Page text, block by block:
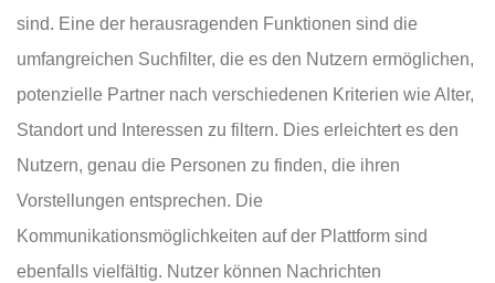
sind. Eine der herausragenden Funktionen sind die
umfangreichen Suchfilter, die es den Nutzern ermöglichen,
potenzielle Partner nach verschiedenen Kriterien wie Alter,
Standort und Interessen zu filtern. Dies erleichtert es den
Nutzern, genau die Personen zu finden, die ihren
Vorstellungen entsprechen. Die
Kommunikationsmöglichkeiten auf der Plattform sind
ebenfalls vielfältig. Nutzer können Nachrichten